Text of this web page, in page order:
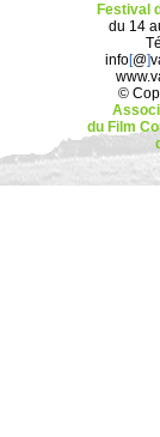
Festival
du 14
info[@]
©
du Film